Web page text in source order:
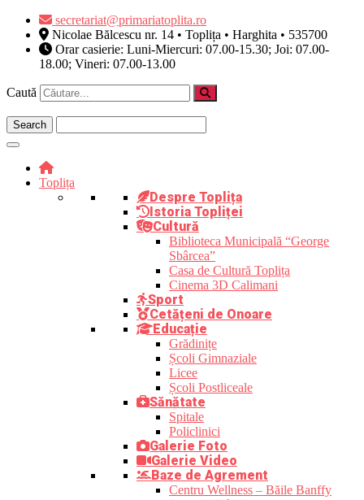
Skip
content
secretariat@primariatoplita.ro
Nicolae Bălcescu nr. 14 • Toplița • Harghita • 535700
Orar casierie: Luni-Miercuri: 07.00-15.30; Joi: 07.00-
18.00; Vineri: 07.00-13.00
Caută
Toplița
Despre Toplița
Istoria Topliței
Cultură
Biblioteca Municipală “George
Sbârcea”
Casa de Cultură Toplița
Cinema 3D Calimani
Sport
Cetățeni de Onoare
Educație
Grădinițe
Școli Gimnaziale
Licee
Școli Postliceale
Sănătate
Spitale
Policlinici
Galerie Foto
Galerie Video
Baze de Agrement
Centru Wellness – Băile Banffy